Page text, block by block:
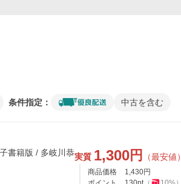
条件指定： 中古を含む
書籍版 / 多岐川恭実質 1,300円 （最安値）
商品価格 1,430円